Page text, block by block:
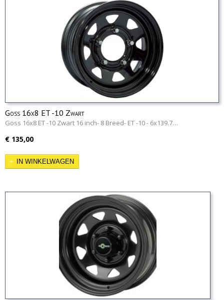
Goss 16x8 ET -10 Zwart
Goss 16x8 ET -10 Zwart 16 inch- 8 Breed- ET -10 - 6x139.7…
€ 135,00
IN WINKELWAGEN